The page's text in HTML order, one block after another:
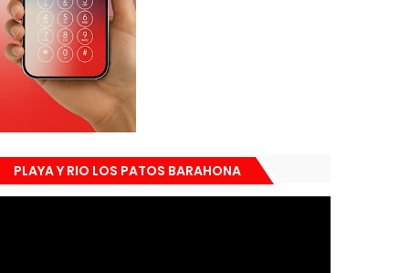
PLAYA Y RIO LOS PATOS BARAHONA